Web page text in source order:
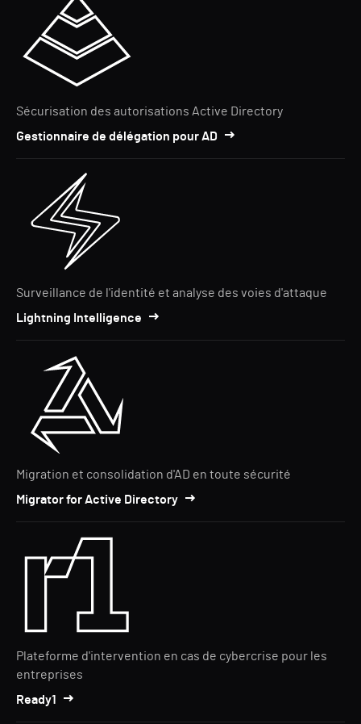
Sécurisation des autorisations Active Directory
Gestionnaire de délégation pour AD
Surveillance de l'identité et analyse des voies d'attaque
Lightning Intelligence
Migration et consolidation d'AD en toute sécurité
Migrator for Active Directory
Plateforme d'intervention en cas de cybercrise pour les
entreprises
Ready1